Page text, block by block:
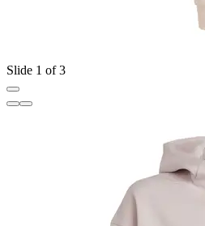
Slide 1 of 3